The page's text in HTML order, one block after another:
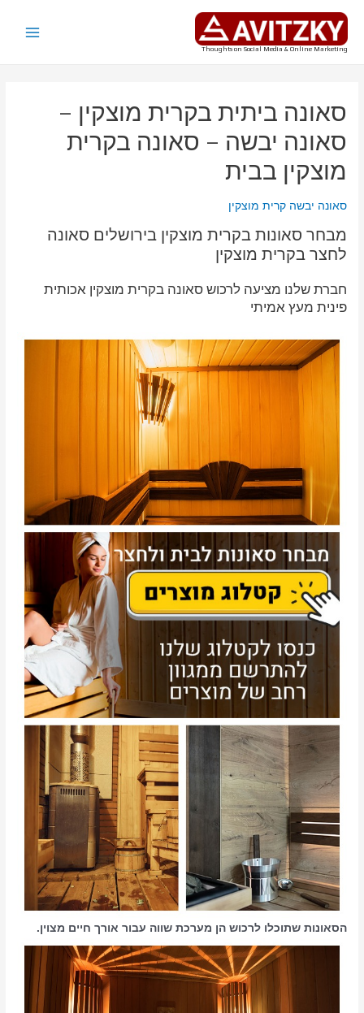
דילוג
לתוכן
Thoughts on Social Media & Online Marketing
סאונה ביתית בקרית מוצקין –
סאונה יבשה – סאונה בקרית
מוצקין בבית
סאונה יבשה קרית מוצקין
מבחר סאונות בקרית מוצקין בירושלים סאונה
לחצר בקרית מוצקין
חברת שלנו מציעה לרכוש סאונה בקרית מוצקין אכותית
פינית מעץ אמיתי
הסאונות שתוכלו לרכוש הן מערכת שווה עבור אורך חיים מצוין.